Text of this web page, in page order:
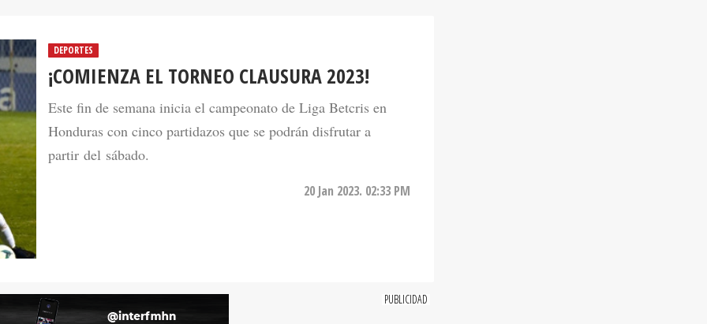
¡COMIENZA EL TORNEO CLAUSURA 2023!
Este fin de semana inicia el campeonato de Liga Betcris en
Honduras con cinco partidazos que se podrán disfrutar a
partir del sábado.